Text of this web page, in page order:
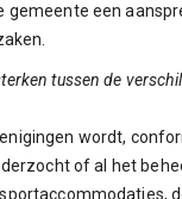
gemeente een
tussen de
wordt,
of al het